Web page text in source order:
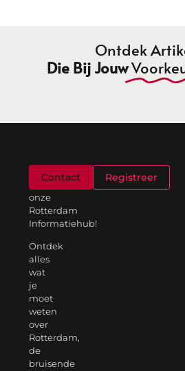
Ontdek
Die Bij Jouw
onze
Rotterdam
Informatiehub!
Ontdek
alles
wat
je
moet
weten
over
Rotterdam,
de
bruisende
Contact Registreer